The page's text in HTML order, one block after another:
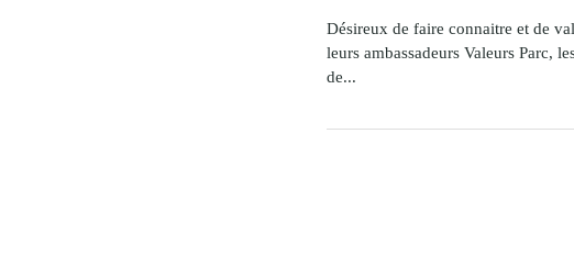
Désireux de faire connaitre et de
leurs ambassadeurs Valeurs Parc,
de...